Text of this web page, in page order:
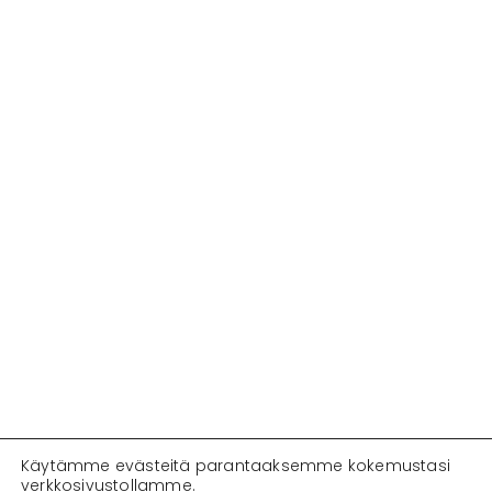
Käytämme evästeitä parantaaksemme kokemustasi
verkkosivustollamme.